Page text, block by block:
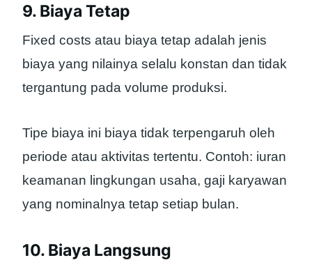
9. Biaya Tetap
Fixed costs atau biaya tetap adalah jenis
biaya yang nilainya selalu konstan dan tidak
tergantung pada volume produksi.
Tipe biaya ini biaya tidak terpengaruh oleh
periode atau aktivitas tertentu. Contoh: iuran
keamanan lingkungan usaha, gaji karyawan
yang nominalnya tetap setiap bulan.
10. Biaya Langsung